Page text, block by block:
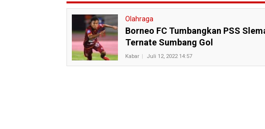
Olahraga
Borneo FC Tumbangkan PSS
Ternate Sumbang Gol
Kabar Juli 12, 2022 14:57